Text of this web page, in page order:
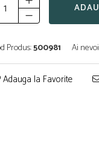
Produs:500981 Ai
Adauga la Favorite